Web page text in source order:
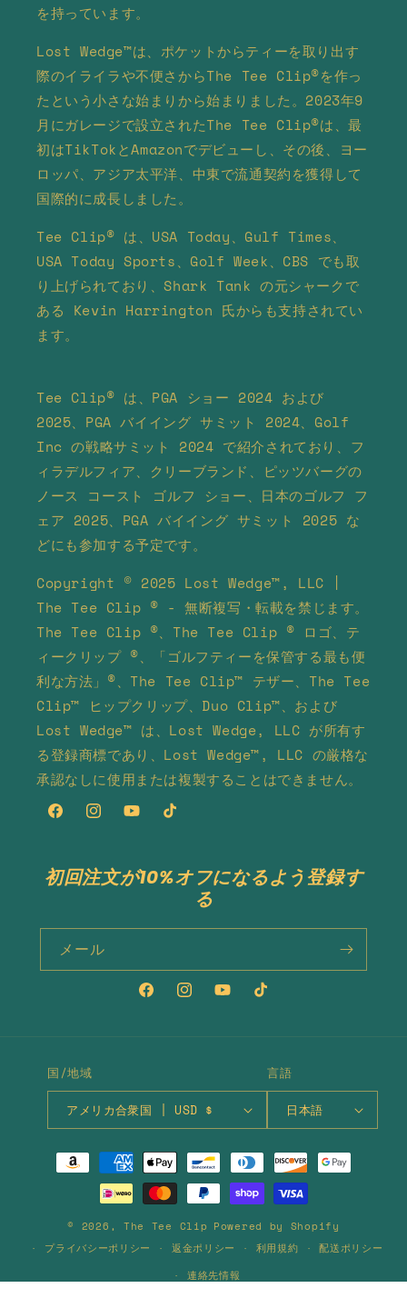
を持っています。
Lost Wedge™は、ポケットからティーを取り出す
際のイライラや不便さから​​The Tee Clip®を作っ
たという小さな始まりから始まりました。2023年9
月にガレージで設立されたThe Tee Clip®は、最
初はTikTokとAmazonでデビューし、その後、ヨー
ロッパ、アジア太平洋、中東で流通契約を獲得して
国際的に成長しました。
Tee Clip® は、USA Today、Gulf Times、
USA Today Sports、Golf Week、CBS でも取
り上げられており、Shark Tank の元シャークで
ある Kevin Harrington 氏からも支持されてい
ます。
Tee Clip® は、PGA ショー 2024 および
2025、PGA バイイング サミット 2024、Golf
Inc の戦略サミット 2024 で紹介されており、フ
ィラデルフィア、クリーブランド、ピッツバーグの
ノース コースト ゴルフ ショー、日本のゴルフ フ
ェア 2025、PGA バイイング サミット 2025 な
どにも参加する予定です。
Copyright © 2025 Lost Wedge™, LLC |
The Tee Clip ® - 無断複写・転載を禁じます。
The Tee Clip ®、The Tee Clip ® ロゴ、テ
ィークリップ ®、「ゴルフティーを保管する最も便
利な方法」®、The Tee Clip™ テザー、The Tee
Clip™ ヒップクリップ、Duo Clip™、および
Lost Wedge™ は、Lost Wedge, LLC が所有す
る登録商標であり、Lost Wedge™, LLC の厳格な
承認なしに使用または複製することはできません。
FacebookInstagram
YouTubeTikTok
初回注文が10%オフになるよう登録す
る
メール
FacebookInstagram
YouTubeTikTok
国/地域
アメリカ合衆国 | USD $
言語
日本語
© 2026, The Tee Clip Powered by Shopify
プライバシーポリシー
返金ポリシー 利用規約
配送ポリシー
連絡先情報